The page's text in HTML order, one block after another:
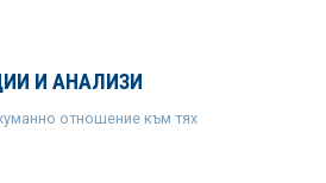
И АНАЛИЗИ
отношение към тях